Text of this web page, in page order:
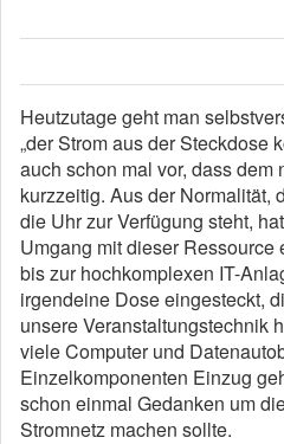
Heutzutage geht man
„der Strom aus der Steckdose
auch schon mal vor, dass
kurzzeitig. Aus der Normalität,
die Uhr zur Verfügung steht,
Umgang mit dieser
bis zur hochkomplexen IT-
irgendeine Dose eingesteckt,
unsere Veranstaltungstechnik
viele Computer und
Einzelkomponenten Einzug
schon einmal Gedanken um
Stromnetz machen sollte.